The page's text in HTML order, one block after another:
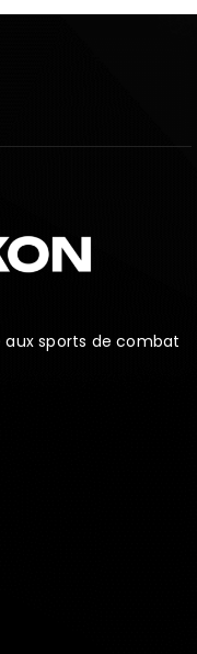
sports de combat